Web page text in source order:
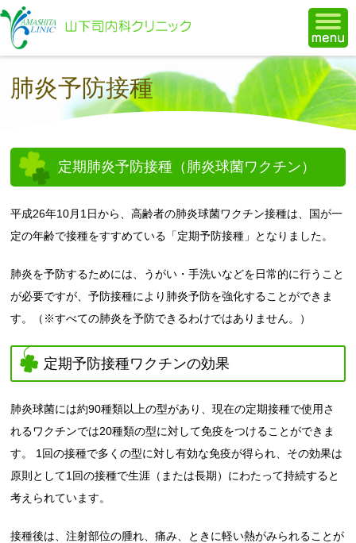
福岡市博多区で糖尿病治療の山
肺炎予防接種
定期肺炎予防接種（肺炎球菌ワクチン）
平成26年10月1日から、高齢者の肺炎球菌ワクチン接種は、国が一
定の年齢で接種をすすめている「定期予防接種」となりました。
肺炎を予防するためには、うがい・手洗いなどを日常的に行うこと
が必要ですが、予防接種により肺炎予防を強化することができま
す。（※すべての肺炎を予防できるわけではありません。）
定期予防接種ワクチンの効果
肺炎球菌には約90種類以上の型があり、現在の定期接種で使用さ
れるワクチンでは20種類の型に対して免疫をつけることができま
す。 1回の接種で多くの型に対し有効な免疫が得られ、その効果は
原則として1回の接種で生涯（または長期）にわたって持続すると
考えられています。
接種後は、注射部位の腫れ、痛み、ときに軽い熱がみられることが